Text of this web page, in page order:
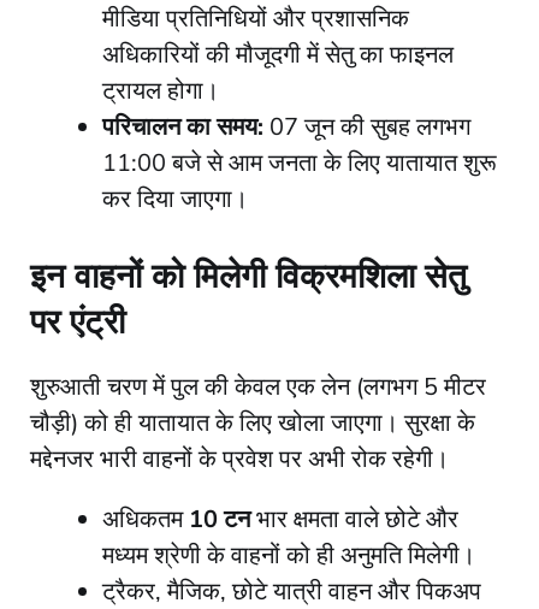
मीडिया प्रतिनिधियों और प्रशासनिक
अधिकारियों की मौजूदगी में सेतु का फाइनल
ट्रायल होगा।
परिचालन का समय: 07 जून की सुबह लगभग
11:00 बजे से आम जनता के लिए यातायात शुरू
कर दिया जाएगा।
इन वाहनों को मिलेगी विक्रमशिला सेतु
पर एंट्री
​शुरुआती चरण में पुल की केवल एक लेन (लगभग 5 मीटर
चौड़ी) को ही यातायात के लिए खोला जाएगा। सुरक्षा के
मद्देनजर भारी वाहनों के प्रवेश पर अभी रोक रहेगी।
​अधिकतम 10 टनभार क्षमता वाले छोटे और
मध्यम श्रेणी के वाहनों को ही अनुमति मिलेगी।
​ट्रैकर, मैजिक, छोटे यात्री वाहन और पिकअप